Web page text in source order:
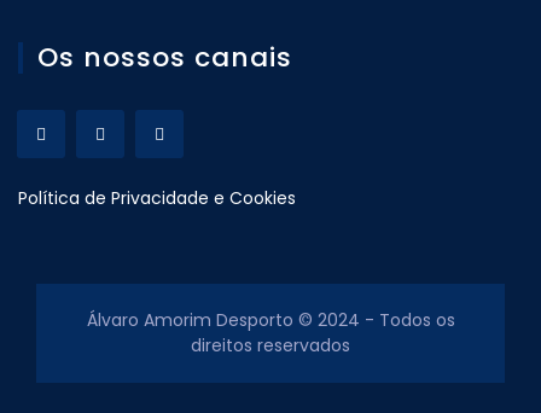
Os nossos canais
Política de Privacidade e Cookies
Álvaro Amorim Desporto © 2024 - Todos os
direitos reservados